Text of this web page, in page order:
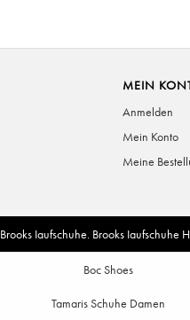
MEIN
Anmelden
Mein Konto
Meine
Brooks Iaufschuhe. Brooks Iaufschuhe
Boc Shoes
Tamaris Schuhe Damen